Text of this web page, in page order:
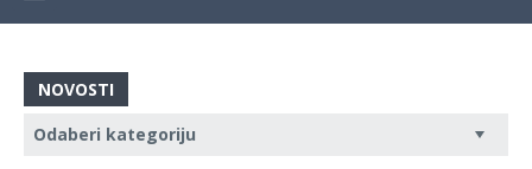
NOVOSTI